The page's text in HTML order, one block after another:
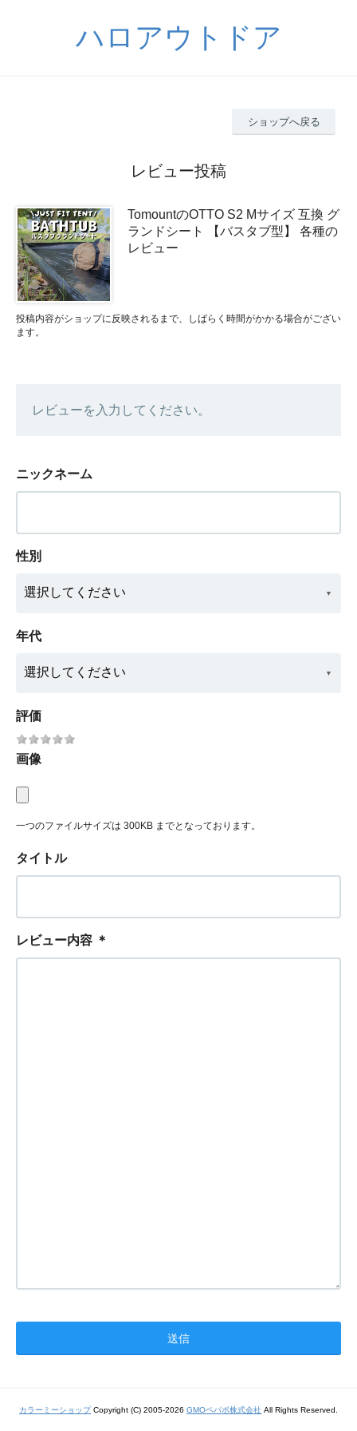
ハロアウトドア
ショップへ戻る
レビュー投稿
TomountのOTTO S2 Mサイズ 互換 グ
ランドシート 【バスタブ型】 各種の
レビュー
投稿内容がショップに反映されるまで、しばらく時間がかかる場合がござい
ます。
レビューを入力してください。
ニックネーム
性別
年代
評価
画像
一つのファイルサイズは 300KB までとなっております。
タイトル
レビュー内容 ＊
カラーミーショップCopyright (C) 2005-2026 GMOペパボ株式会社 All Rights Reserved.